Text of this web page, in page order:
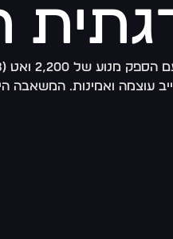
עוצמה ואמינות. המשאבה